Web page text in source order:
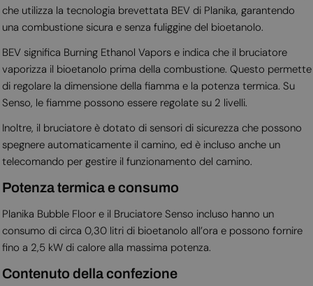
che utilizza la tecnologia brevettata BEV di Planika, garantendo
una combustione sicura e senza fuliggine del bioetanolo.
BEV significa Burning Ethanol Vapors e indica che il bruciatore
vaporizza il bioetanolo prima della combustione. Questo permette
di regolare la dimensione della fiamma e la potenza termica. Su
Senso, le fiamme possono essere regolate su 2 livelli.
Inoltre, il bruciatore è dotato di sensori di sicurezza che possono
spegnere automaticamente il camino, ed è incluso anche un
telecomando per gestire il funzionamento del camino.
Potenza termica e consumo
Planika Bubble Floor e il Bruciatore Senso incluso hanno un
consumo di circa 0,30 litri di bioetanolo all’ora e possono fornire
fino a 2,5 kW di calore alla massima potenza.
Contenuto della confezione